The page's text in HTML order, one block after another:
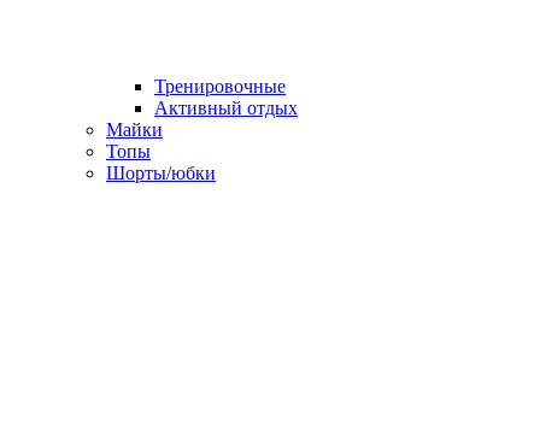
Тренировочные
Активный отдых
Майки
Топы
Шорты/юбки